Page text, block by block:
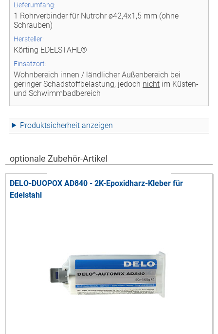
Lieferumfang:
1 Rohrverbinder für Nutrohr ø42,4x1,5 mm (ohne
Schrauben)
Hersteller:
Körting EDELSTAHL®
Einsatzort:
Wohnbereich innen / ländlicher Außenbereich bei
geringer Schadstoffbelastung, jedoch nicht im Küsten-
und Schwimmbadbereich
Produktsicherheit
optionale Zubehör-Artikel
DELO-DUOPOX AD840 - 2K-Epoxidharz-Kleber für
Edelstahl